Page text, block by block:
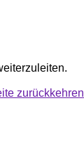
zurückkehren